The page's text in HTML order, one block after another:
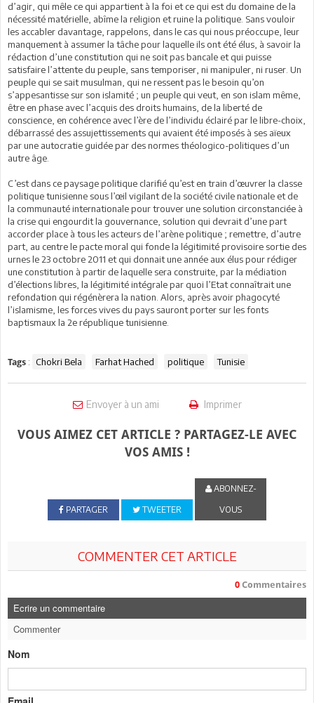
d’agir, qui mêle ce qui appartient à la foi et ce qui est du domaine de la
nécessité matérielle, abîme la religion et ruine la politique. Sans vouloir
les accabler davantage, rappelons, dans le cas qui nous préoccupe, leur
manquement à assumer la tâche pour laquelle ils ont été élus, à savoir la
rédaction d’une constitution qui ne soit pas bancale et qui puisse
satisfaire l’attente du peuple, sans temporiser, ni manipuler, ni ruser. Un
peuple qui se sait musulman, qui ne ressent pas le besoin qu’on
s’appesantisse sur son islamité ; un peuple qui veut, en son islam même,
être en phase avec l’acquis des droits humains, de la liberté de
conscience, en cohérence avec l’ère de l’individu éclairé par le libre-choix,
débarrassé des assujettissements qui avaient été imposés à ses aïeux
par une autocratie guidée par des normes théologico-politiques d’un
autre âge.
C’est dans ce paysage politique clarifié qu’est en train d’œuvrer la classe
politique tunisienne sous l’œil vigilant de la société civile nationale et de
la communauté internationale pour trouver une solution circonstanciée à
la crise qui engourdit la gouvernance, solution qui devrait d’une part
accorder place à tous les acteurs de l’arène politique ; remettre, d’autre
part, au centre le pacte moral qui fonde la légitimité provisoire sortie des
urnes le 23 octobre 2011 et qui donnait une année aux élus pour rédiger
une constitution à partir de laquelle sera construite, par la médiation
d’élections libres, la légitimité intégrale par quoi l’Etat connaîtrait une
refondation qui régénèrera la nation. Alors, après avoir phagocyté
l’islamisme, les forces vives du pays sauront porter sur les fonts
baptismaux la 2e république tunisienne.
Tags : Chokri Bela Farhat Hached politique Tunisie
Envoyer à un ami Imprimer
VOUS AIMEZ CET ARTICLE ? PARTAGEZ-LE AVEC
VOS AMIS !
PARTAGER TWEETER
ABONNEZ-
VOUS
COMMENTER CET ARTICLE
0 Commentaires
Ecrire un commentaire
Commenter
Nom